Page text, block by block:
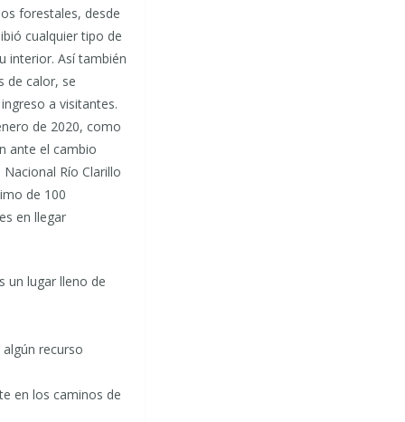
forestales, desde
cualquier tipo de
interior. Así también
de calor, se
a visitantes.
de 2020, como
ante el cambio
Río Clarillo
de 100
en llegar
un lugar lleno de
recurso
en los caminos de